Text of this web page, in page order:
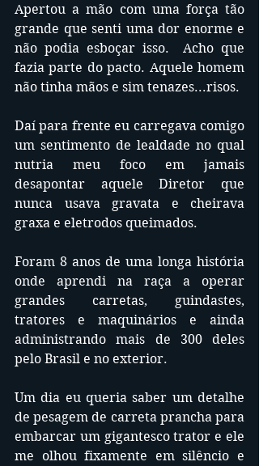
Apertou a mão com uma força tão
grande que senti uma dor enorme e
não podia esboçar isso.  Acho que
fazia parte do pacto. Aquele homem
não tinha mãos e sim tenazes...risos.
Daí para frente eu carregava comigo
um sentimento de lealdade no qual
nutria meu foco em jamais
desapontar aquele Diretor que
nunca usava gravata e cheirava
graxa e eletrodos queimados.
Foram 8 anos de uma longa história
onde aprendi na raça a operar
grandes carretas, guindastes,
tratores e maquinários e ainda
administrando mais de 300 deles
pelo Brasil e no exterior.
Um dia eu queria saber um detalhe
de pesagem de carreta prancha para
embarcar um gigantesco trator e ele
me olhou fixamente em silêncio e